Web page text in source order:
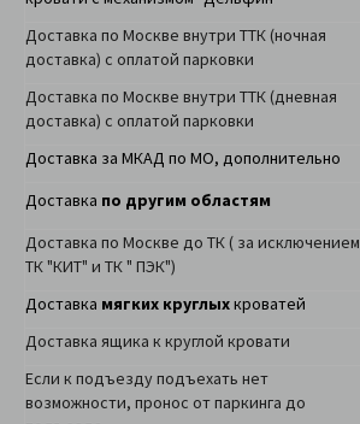
Доставка по Москве внутри ТТК (ночная
доставка) с оплатой парковки
Доставка по Москве внутри ТТК (дневная
доставка) с оплатой парковки
Доставка за МКАД по МО, дополнительно
Доставка по другим областям
Доставка по Москве до ТК ( за исключением
ТК "КИТ" и ТК " ПЭК")
Доставка мягких круглыхкроватей
Доставка ящика к круглой кровати
Если к подъезду подъехать нет
возможности, пронос от паркинга до